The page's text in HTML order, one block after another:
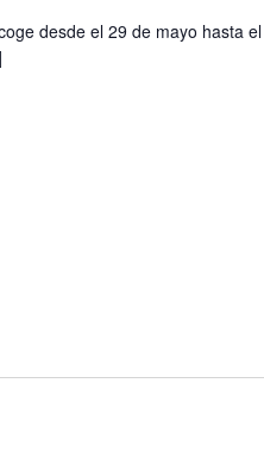
desde el 29 de mayo hasta